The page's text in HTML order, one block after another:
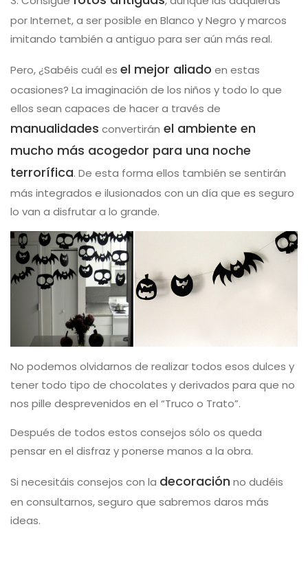
por Internet, a ser posible en Blanco y Negro y marcos
imitando también a antiguo para ser aún más real.
Pero, ¿Sabéis cuál es el mejor aliado en estas
ocasiones? La imaginación de los niños y todo lo que
ellos sean capaces de hacer a través de
manualidades convertirán el ambiente en
mucho más acogedor para una noche
terrorífica. De esta forma ellos también se sentirán
más integrados e ilusionados con un día que es seguro
lo van a disfrutar a lo grande.
No podemos olvidarnos de realizar todos esos dulces y
tener todo tipo de chocolates y derivados para que no
nos pille desprevenidos en el “Truco o Trato”.
Después de todos estos consejos sólo os queda
pensar en el disfraz y ponerse manos a la obra.
Si necesitáis consejos con la decoración no dudéis
en consultarnos, seguro que sabremos daros más
ideas.